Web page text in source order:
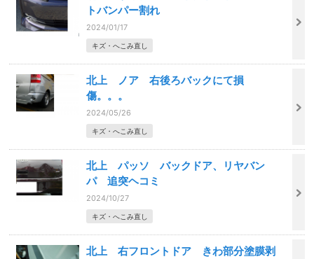
トバンパー割れ
2024/01/17
キズ・へこみ直し
北上 ノア 右後ろバックにて損
傷。。。
2024/05/26
キズ・へこみ直し
北上 パッソ バックドア、リヤバン
パ 追突ヘコミ
2024/10/27
キズ・へこみ直し
北上 右フロントドア きわ部分塗膜剥